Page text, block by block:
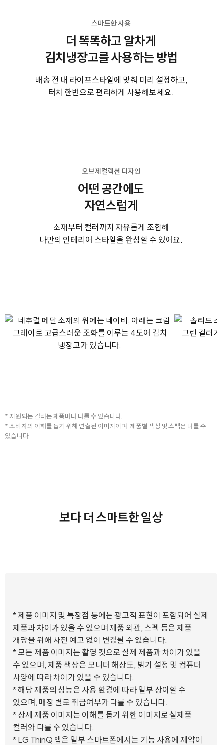
스마트한 사용
더 똑똑하고 알차게
김치냉장고를 사용하는 방법
배송 전 내 라이프스타일에 맞춰 미리 설정하고,
터치 한번으로 편리하게 사용해보세요.
오브제컬렉션 디자인
어떤 공간에도
자연스럽게
소재부터 컬러까지 자유롭게 조합해
나만의 인테리어 스타일을 완성할 수 있어요.
* 지원되는 컬러는 제품마다 다를 수 있습니다.
* 소비자의 이해를 돕기 위해 연출된 이미지이며, 제품별 색상 및 스펙은 다를 수
있습니다.
보다 더 스마트한 일상
* 제품 이미지 및 특장점 등에는 광고적 표현이 포함되어 실제
제품과 차이가 있을 수 있으며 제품 외관, 스펙 등은 제품
개량을 위해 사전 예고 없이 변경될 수 있습니다.
* 모든 제품 이미지는 촬영 컷으로 실제 제품과 차이가 있을
수 있으며, 제품 색상은 모니터 해상도, 밝기 설정 및 컴퓨터
사양에 따라 차이가 있을 수 있습니다.
* 해당 제품의 성능은 사용 환경에 따라 일부 상이할 수
있으며, 매장 별로 취급여부가 다를 수 있습니다.
* 상세 제품 이미지는 이해를 돕기 위한 이미지로 실제품
컬러와 다를 수 있습니다.
* LG ThinQ 앱은 일부 스마트폰에서는 기능 사용에 제약이